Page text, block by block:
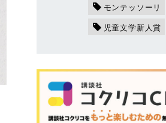
モンテッソーリ
児童文学新人賞